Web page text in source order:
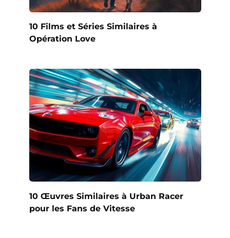
10 Films et Séries Similaires à
Opération Love
10 Œuvres Similaires à Urban Racer
pour les Fans de Vitesse